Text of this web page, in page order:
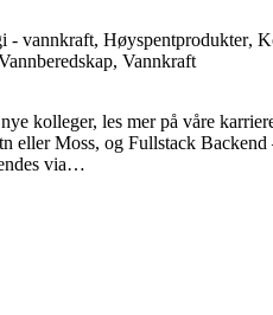
- vannkraft,Høyspentprodukter,
,Vannkraft
kolleger, les mer på våre
Moss, og Fullstack Backend
via…